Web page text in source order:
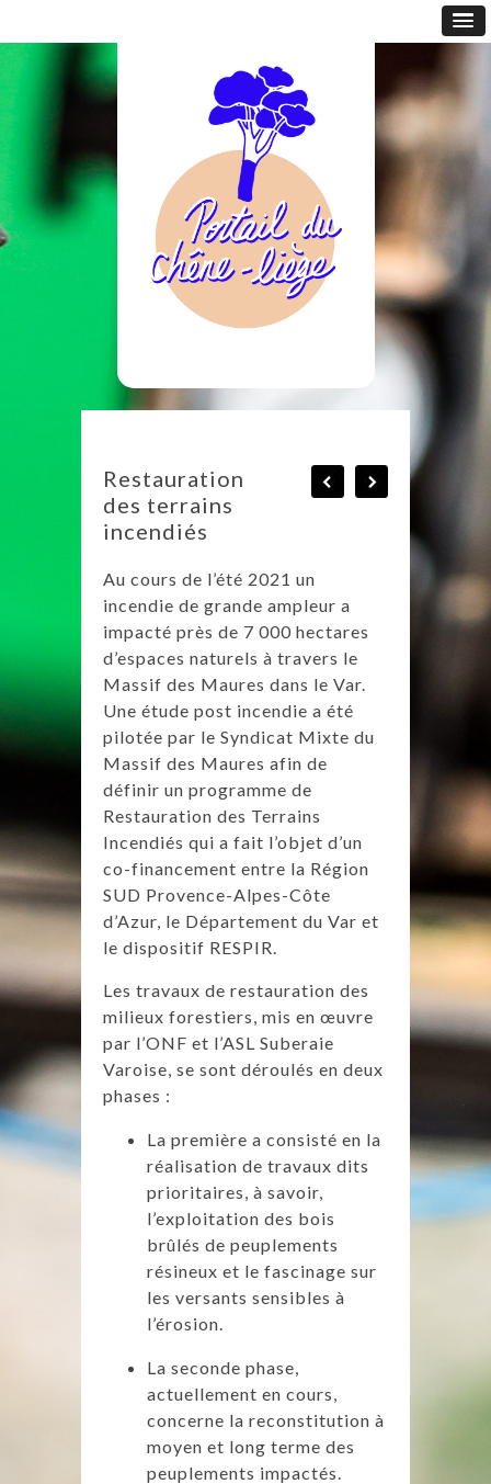
Restauration
des terrains
incendiés
Au cours de l’été 2021 un
incendie de grande ampleur a
impacté près de 7 000 hectares
d’espaces naturels à travers le
Massif des Maures dans le Var.
Une étude post incendie a été
pilotée par le Syndicat Mixte du
Massif des Maures afin de
définir un programme de
Restauration des Terrains
Incendiés qui a fait l’objet d’un
co-financement entre la Région
SUD Provence-Alpes-Côte
d’Azur, le Département du Var et
le dispositif RESPIR.
Les travaux de restauration des
milieux forestiers, mis en œuvre
par l’ONF et l’ASL Suberaie
Varoise, se sont déroulés en deux
phases :
La première a consisté en la
réalisation de travaux dits
prioritaires, à savoir,
l’exploitation des bois
brûlés de peuplements
résineux et le fascinage sur
les versants sensibles à
l’érosion.
La seconde phase,
actuellement en cours,
concerne la reconstitution à
moyen et long terme des
peuplements impactés.